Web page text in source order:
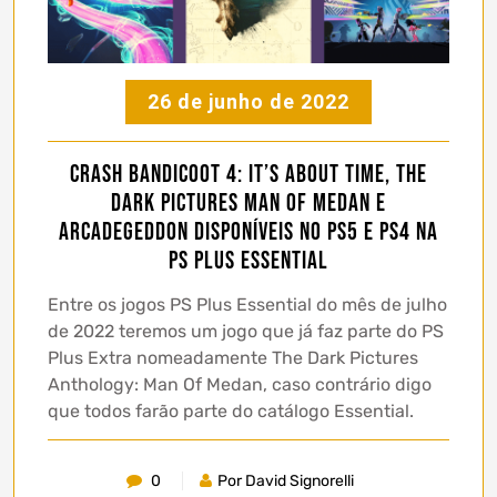
26 de junho de 2022
Crash Bandicoot 4: It’s About Time, The
Dark Pictures Man Of Medan e
Arcadegeddon disponíveis no PS5 e PS4 na
PS Plus Essential
Entre os jogos PS Plus Essential do mês de julho
de 2022 teremos um jogo que já faz parte do PS
Plus Extra nomeadamente The Dark Pictures
Anthology: Man Of Medan, caso contrário digo
que todos farão parte do catálogo Essential.
0 Por David Signorelli